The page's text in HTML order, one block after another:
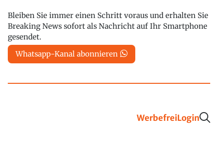
Bleiben Sie immer einen Schritt voraus und erhalten Sie
Breaking News sofort als Nachricht auf Ihr Smartphone
gesendet.
Whatsapp-Kanal abonnieren
WerbefreiLogin